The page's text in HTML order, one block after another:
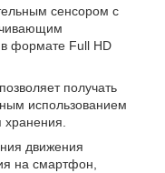
сенсором с
в формате Full HD
получать
использованием
хранения.
движения
на смартфон,